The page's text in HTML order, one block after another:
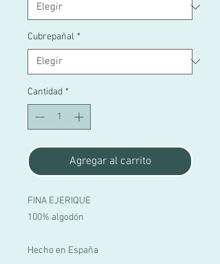
Cubrepañal *
Cantidad *
Agregar al carrito
FINA EJERIQUE
100% algodón
Hecho en España